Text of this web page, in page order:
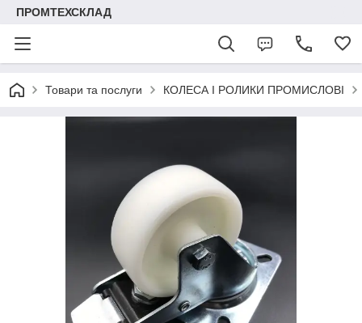
ПРОМТЕХСКЛАД
Товари та послуги КОЛЕСА І РОЛИКИ ПРОМИСЛОВІ